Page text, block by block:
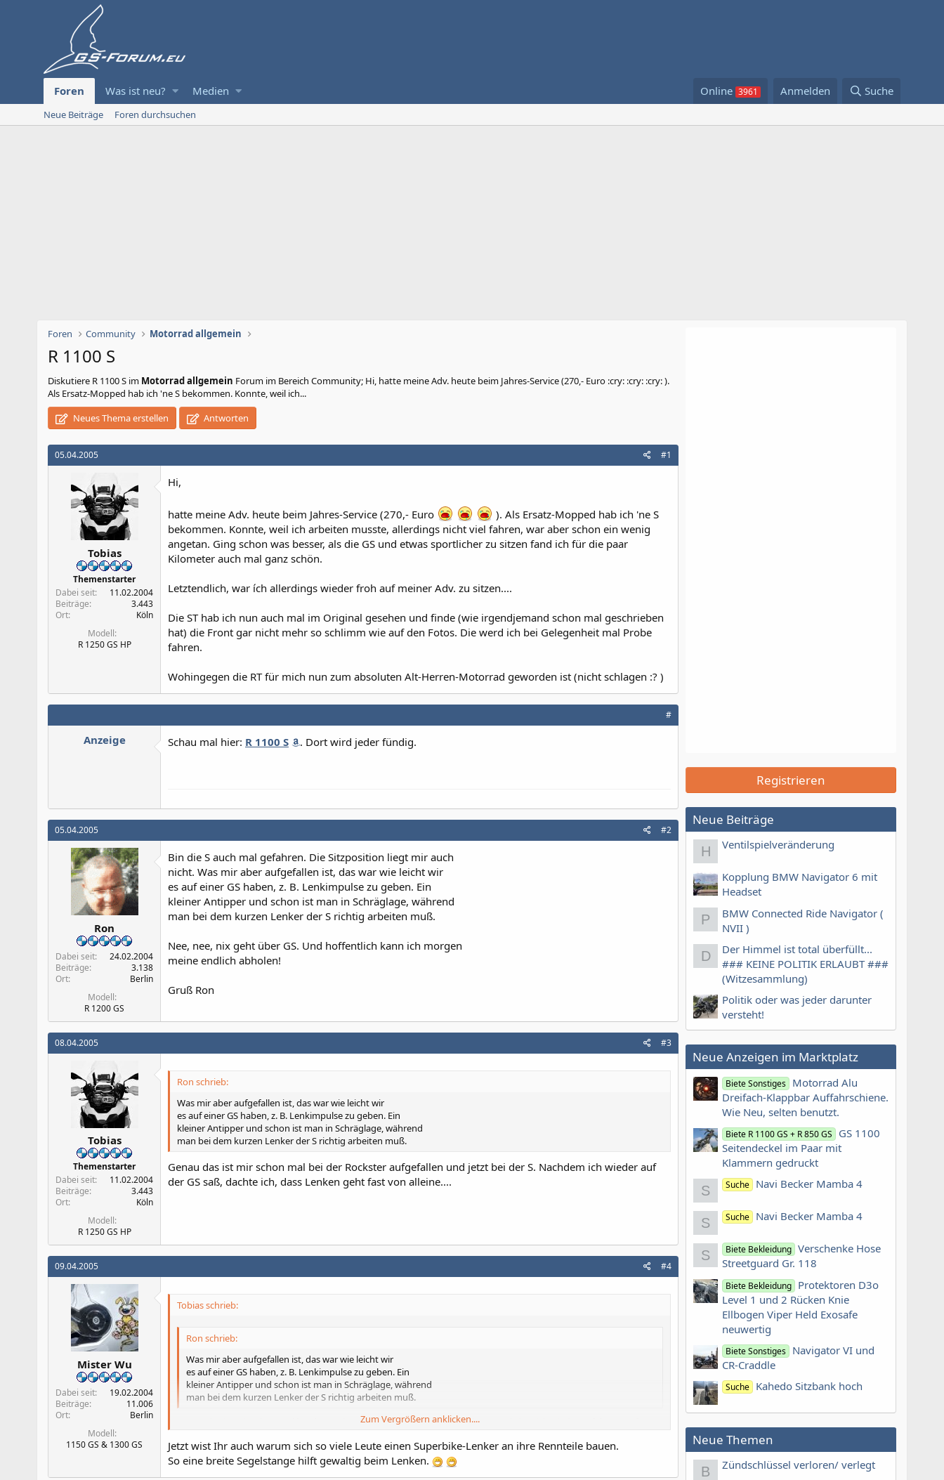
Foren Was ist neu? Medien Online Anmelden Suche
Neue Beiträge Foren durchsuchen
Foren Community Motorrad allgemein
R 1100 S
Diskutiere R 1100 S im Motorrad allgemein Forum im Bereich Community; Hi, hatte meine Adv. heute beim Jahres-Service (270,- Euro :cry: :cry: :cry: ).
Als Ersatz-Mopped hab ich 'ne S bekommen. Konnte, weil ich...
Neues Thema erstellen
Antworten
05.04.2005 #1
Tobias
Themenstarter
Dabei seit
11.02.2004
Beiträge
3.443
Ort
Köln
Modell
R 1250 GS HP
Hi,
hatte meine Adv. heute beim Jahres-Service (270,- Euro
). Als Ersatz-Mopped hab ich 'ne S
bekommen. Konnte, weil ich arbeiten musste, allerdings nicht viel fahren, war aber schon ein wenig
angetan. Ging schon was besser, als die GS und etwas sportlicher zu sitzen fand ich für die paar
Kilometer auch mal ganz schön.
Letztendlich, war ích allerdings wieder froh auf meiner Adv. zu sitzen....
Die ST hab ich nun auch mal im Original gesehen und finde (wie irgendjemand schon mal geschrieben
hat) die Front gar nicht mehr so schlimm wie auf den Fotos. Die werd ich bei Gelegenheit mal Probe
fahren.
Wohingegen die RT für mich nun zum absoluten Alt-Herren-Motorrad geworden ist (nicht schlagen :? )
#
Anzeige Schau mal hier: R 1100 S . Dort wird jeder fündig.
05.04.2005 #2
Ron
Dabei seit
24.02.2004
Beiträge
3.138
Ort
Berlin
Modell
R 1200 GS
Bin die S auch mal gefahren. Die Sitzposition liegt mir auch
nicht. Was mir aber aufgefallen ist, das war wie leicht wir
es auf einer GS haben, z. B. Lenkimpulse zu geben. Ein
kleiner Antipper und schon ist man in Schräglage, während
man bei dem kurzen Lenker der S richtig arbeiten muß.
Nee, nee, nix geht über GS. Und hoffentlich kann ich morgen
meine endlich abholen!
Gruß Ron
08.04.2005 #3
Tobias
Themenstarter
Dabei seit
11.02.2004
Beiträge
3.443
Ort
Köln
Modell
R 1250 GS HP
Ron schrieb:
Was mir aber aufgefallen ist, das war wie leicht wir
es auf einer GS haben, z. B. Lenkimpulse zu geben. Ein
kleiner Antipper und schon ist man in Schräglage, während
man bei dem kurzen Lenker der S richtig arbeiten muß.
Genau das ist mir schon mal bei der Rockster aufgefallen und jetzt bei der S. Nachdem ich wieder auf
der GS saß, dachte ich, dass Lenken geht fast von alleine....
09.04.2005 #4
Mister Wu
Dabei seit
19.02.2004
Beiträge
11.006
Ort
Berlin
Modell
1150 GS & 1300 GS
Tobias schrieb:
Ron schrieb:
Was mir aber aufgefallen ist, das war wie leicht wir
es auf einer GS haben, z. B. Lenkimpulse zu geben. Ein
kleiner Antipper und schon ist man in Schräglage, während
man bei dem kurzen Lenker der S richtig arbeiten muß.
Zum Vergrößern anklicken....
Genau das ist mir schon mal bei der Rockster aufgefallen und jetzt bei der S. Nachdem ich wieder auf der GS saß,
Zum Vergrößern anklicken....
Jetzt wist Ihr auch warum sich so viele Leute einen Superbike-Lenker an ihre Rennteile bauen.
So eine breite Segelstange hilft gewaltig beim Lenken.
Registrieren
Neue Beiträge
H Ventilspielveränderung
Kopplung BMW Navigator 6 mit
Headset
P
BMW Connected Ride Navigator (
NVII )
D
Der Himmel ist total überfüllt...
### KEINE POLITIK ERLAUBT ###
(Witzesammlung)
Politik oder was jeder darunter
versteht!
Neue Anzeigen im Marktplatz
Biete Sonstiges Motorrad Alu
Dreifach-Klappbar Auffahrschiene.
Wie Neu, selten benutzt.
Biete R 1100 GS + R 850 GS
GS 1100
Seitendeckel im Paar mit
Klammern gedruckt
S Suche Navi Becker Mamba 4
S Suche Navi Becker Mamba 4
S Biete Bekleidung Verschenke Hose
Streetguard Gr. 118
Biete Bekleidung Protektoren D3o
Level 1 und 2 Rücken Knie
Ellbogen Viper Held Exosafe
neuwertig
Biete Sonstiges Navigator VI und
CR-Craddle
Suche Kahedo Sitzbank hoch
Neue Themen
B Zündschlüssel verloren/ verlegt